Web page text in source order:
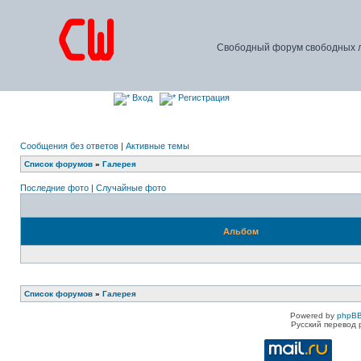
Свободный форум свободных
Вход Регистрация
Сообщения без ответов | Активные темы
Список форумов » Галерея
Последние фото | Случайные фото
Альбом
Список форумов » Галерея
Powered by
Русский